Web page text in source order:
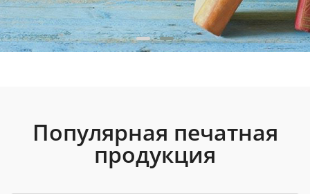
Популярная печатная
продукция